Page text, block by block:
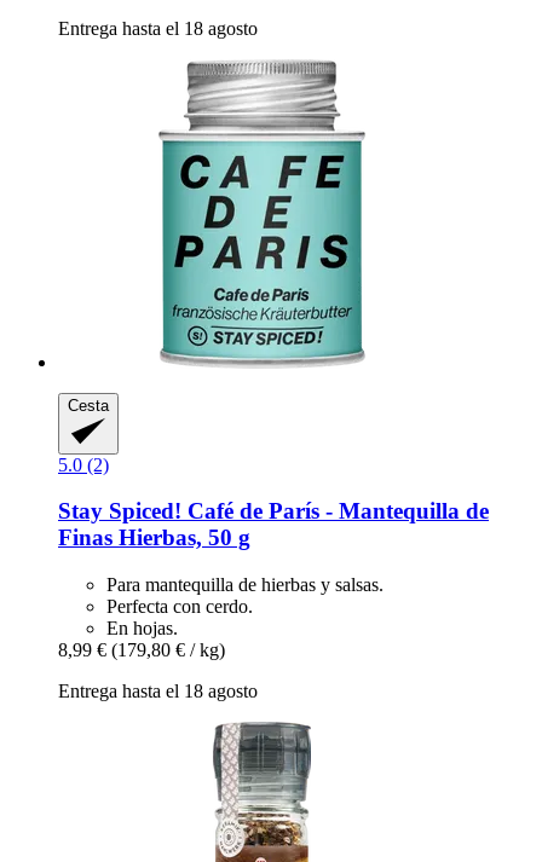
Entrega hasta el 18 agosto
Cesta
5.0 (2)
Stay Spiced! Café de París -​ Mantequilla de
Finas Hierbas, 50 g
Para mantequilla de hierbas y salsas.
Perfecta con cerdo.
En hojas.
8,99 € (179,80 € / kg)
Entrega hasta el 18 agosto